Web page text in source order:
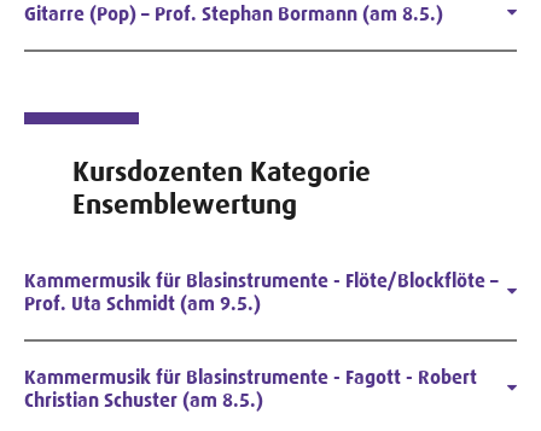
Gitarre (Pop) – Prof. Stephan Bormann (am 8.5.)
Kursdozenten Kategorie
Ensemblewertung
Kammermusik für Blasinstrumente - Flöte/Blockflöte –
Prof. Uta Schmidt (am 9.5.)
Kammermusik für Blasinstrumente - Fagott - Robert
Christian Schuster (am 8.5.)